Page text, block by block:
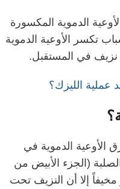
الدموية المكسورة
تكسر الأوعية الدموية
نزيف في المستقبل.
عملية الليزك؟
الأوعية الدموية في
(الجزء الأبيض من
إلا أن النزيف تحت